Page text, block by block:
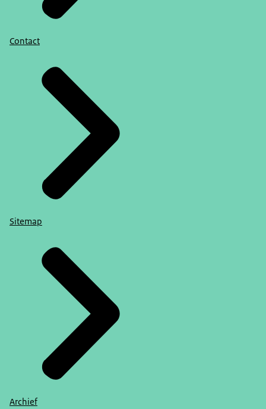
Contact
Sitemap
Archief